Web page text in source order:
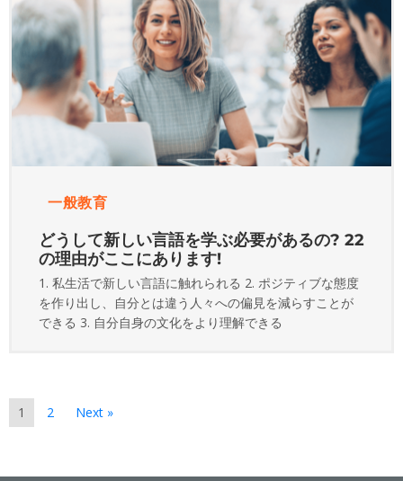
一般教育
どうして新しい言語を学ぶ必要があるの? 22
の理由がここにあります!
1. 私生活で新しい言語に触れられる 2. ポジティブな態度
を作り出し、自分とは違う人々への偏見を減らすことが
できる 3. 自分自身の文化をより理解できる
1 2 Next »